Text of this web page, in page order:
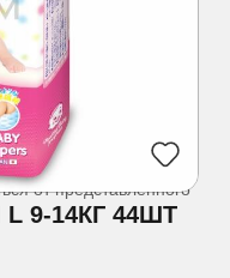
от представленного
9-14КГ 44ШТ